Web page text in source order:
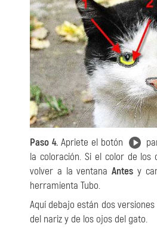
Paso 4. Apriete el botón
la coloración. Si el color de los
volver a la ventanaAntes y
herramienta Tubo.
Aquí debajo están dos
del nariz y de los ojos del gato.